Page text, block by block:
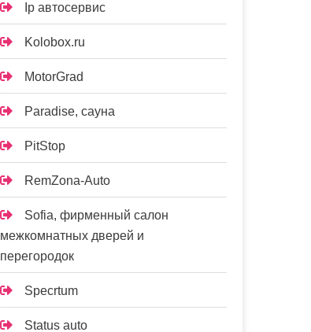
Ip автосервис
Kolobox.ru
MotorGrad
Paradise, сауна
PitStop
RemZona-Auto
Sofia, фирменный салон
межкомнатных дверей и
перегородок
Specrtum
Status auto